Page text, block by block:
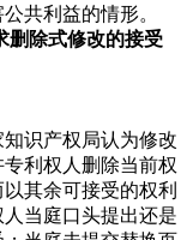
共利益的情形。
删除式修改的接受
识产权局认为修改
利权人删除当前权
其余可接受的权利
当庭口头提出还是